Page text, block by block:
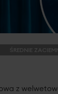
ŚREDNIE
z